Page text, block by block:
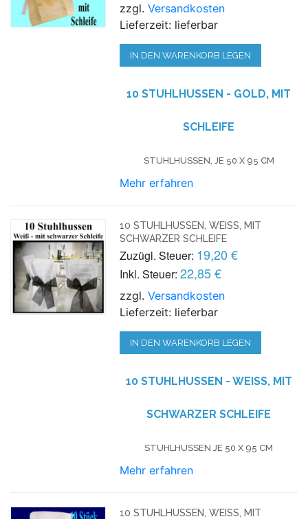
zzgl.Versandkosten
Lieferzeit: lieferbar
IN DEN WARENKORB LEGEN
10 STUHLHUSSEN - GOLD, MIT
SCHLEIFE
STUHLHUSSEN, JE 50 X 95 CM
Mehr erfahren
10 STUHLHUSSEN, WEISS, MIT S
CHWARZER SCHLEIFE
Zuzügl. Steuer: 19,20 €
Inkl. Steuer: 22,85 €
zzgl.Versandkosten
Lieferzeit: lieferbar
IN DEN WARENKORB LEGEN
10 STUHLHUSSEN - WEISS, MIT S
CHWARZER SCHLEIFE
STUHLHUSSEN JE 50 X 95 CM
Mehr erfahren
10 STUHLHUSSEN, WEISS, MIT W